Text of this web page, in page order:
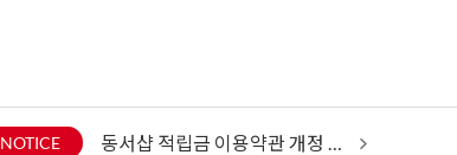
NOTICE 동서샵 적립금 이용약관 개정 안내